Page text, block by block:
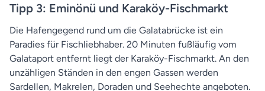
Tipp 3: Eminönü und Karaköy-Fischmarkt
Die Hafengegend rund um die Galatabrücke ist ein
Paradies für Fischliebhaber. 20 Minuten fußläufig vom
Galataport entfernt liegt der Karaköy-Fischmarkt. An den
unzähligen Ständen in den engen Gassen werden
Sardellen, Makrelen, Doraden und Seehechte angeboten.